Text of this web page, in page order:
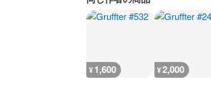
¥1,600 ¥2,000